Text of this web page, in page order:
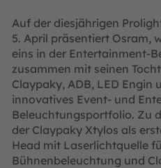
Auf der diesjährigen
5. April präsentiert Osram,
eins in der Entertainment-
zusammen mit seinen
Claypaky, ADB, LED Engin
innovatives Event- und
Beleuchtungsportfolio. Zu
der Claypaky Xtylos als
Head mit Laserlichtquelle
Bühnenbeleuchtung und